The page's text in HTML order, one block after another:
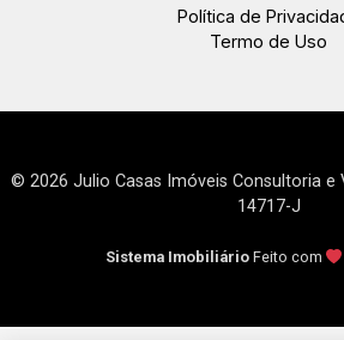
Política de
Termo de Uso
© 2026 Julio Casas Imóveis Consultoria e
14717-J
Sistema Imobiliário Feito com